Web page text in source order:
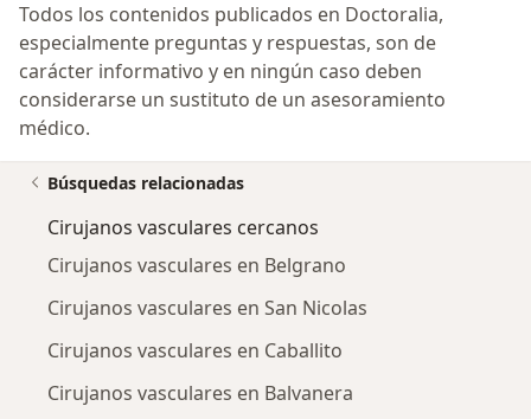
Todos los contenidos publicados en Doctoralia,
especialmente preguntas y respuestas, son de
carácter informativo y en ningún caso deben
considerarse un sustituto de un asesoramiento
médico.
Búsquedas relacionadas
Cirujanos vasculares cercanos
Cirujanos vasculares en Belgrano
Cirujanos vasculares en San Nicolas
Cirujanos vasculares en Caballito
Cirujanos vasculares en Balvanera